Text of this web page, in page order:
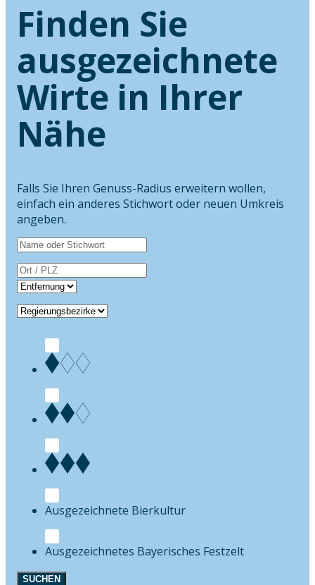
Finden Sie
ausgezeichnete
Wirte in Ihrer
Nähe
Falls Sie Ihren Genuss-Radius erweitern wollen,
einfach ein anderes Stichwort oder neuen Umkreis
angeben.
Bierkultur
Festzelt
SUCHEN